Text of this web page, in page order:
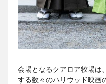
会場となるクアロア牧場は
する数々のハリウッド映画